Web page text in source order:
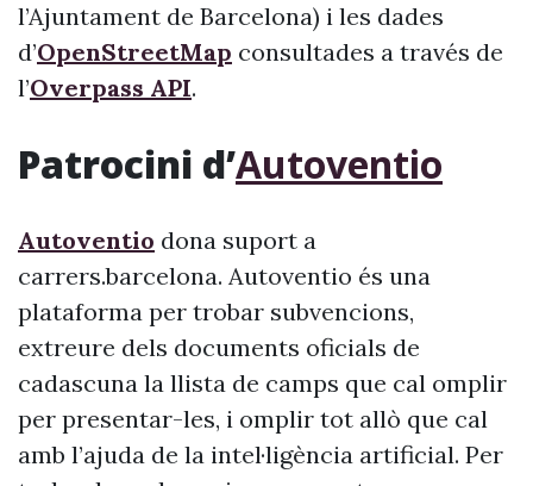
l’Ajuntament de Barcelona) i les dades
d’OpenStreetMap consultades a través de
l’Overpass API.
Patrocini d’Autoventio
Autoventio dona suport a
carrers.barcelona. Autoventio és una
plataforma per trobar subvencions,
extreure dels documents oficials de
cadascuna la llista de camps que cal omplir
per presentar-les, i omplir tot allò que cal
amb l’ajuda de la intel·ligència artificial. Per